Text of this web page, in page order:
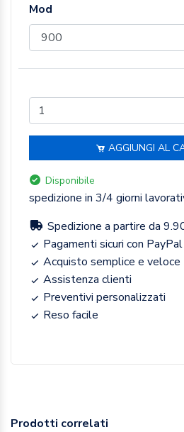
Mod
AGGIUNGI AL
Disponibile
spedizione in 3/4 giorni
Spedizione a partire da
Pagamenti sicuri con
Acquisto semplice e veloce
Assistenza clienti
Preventivi personalizzati
Reso facile
Prodotti correlati